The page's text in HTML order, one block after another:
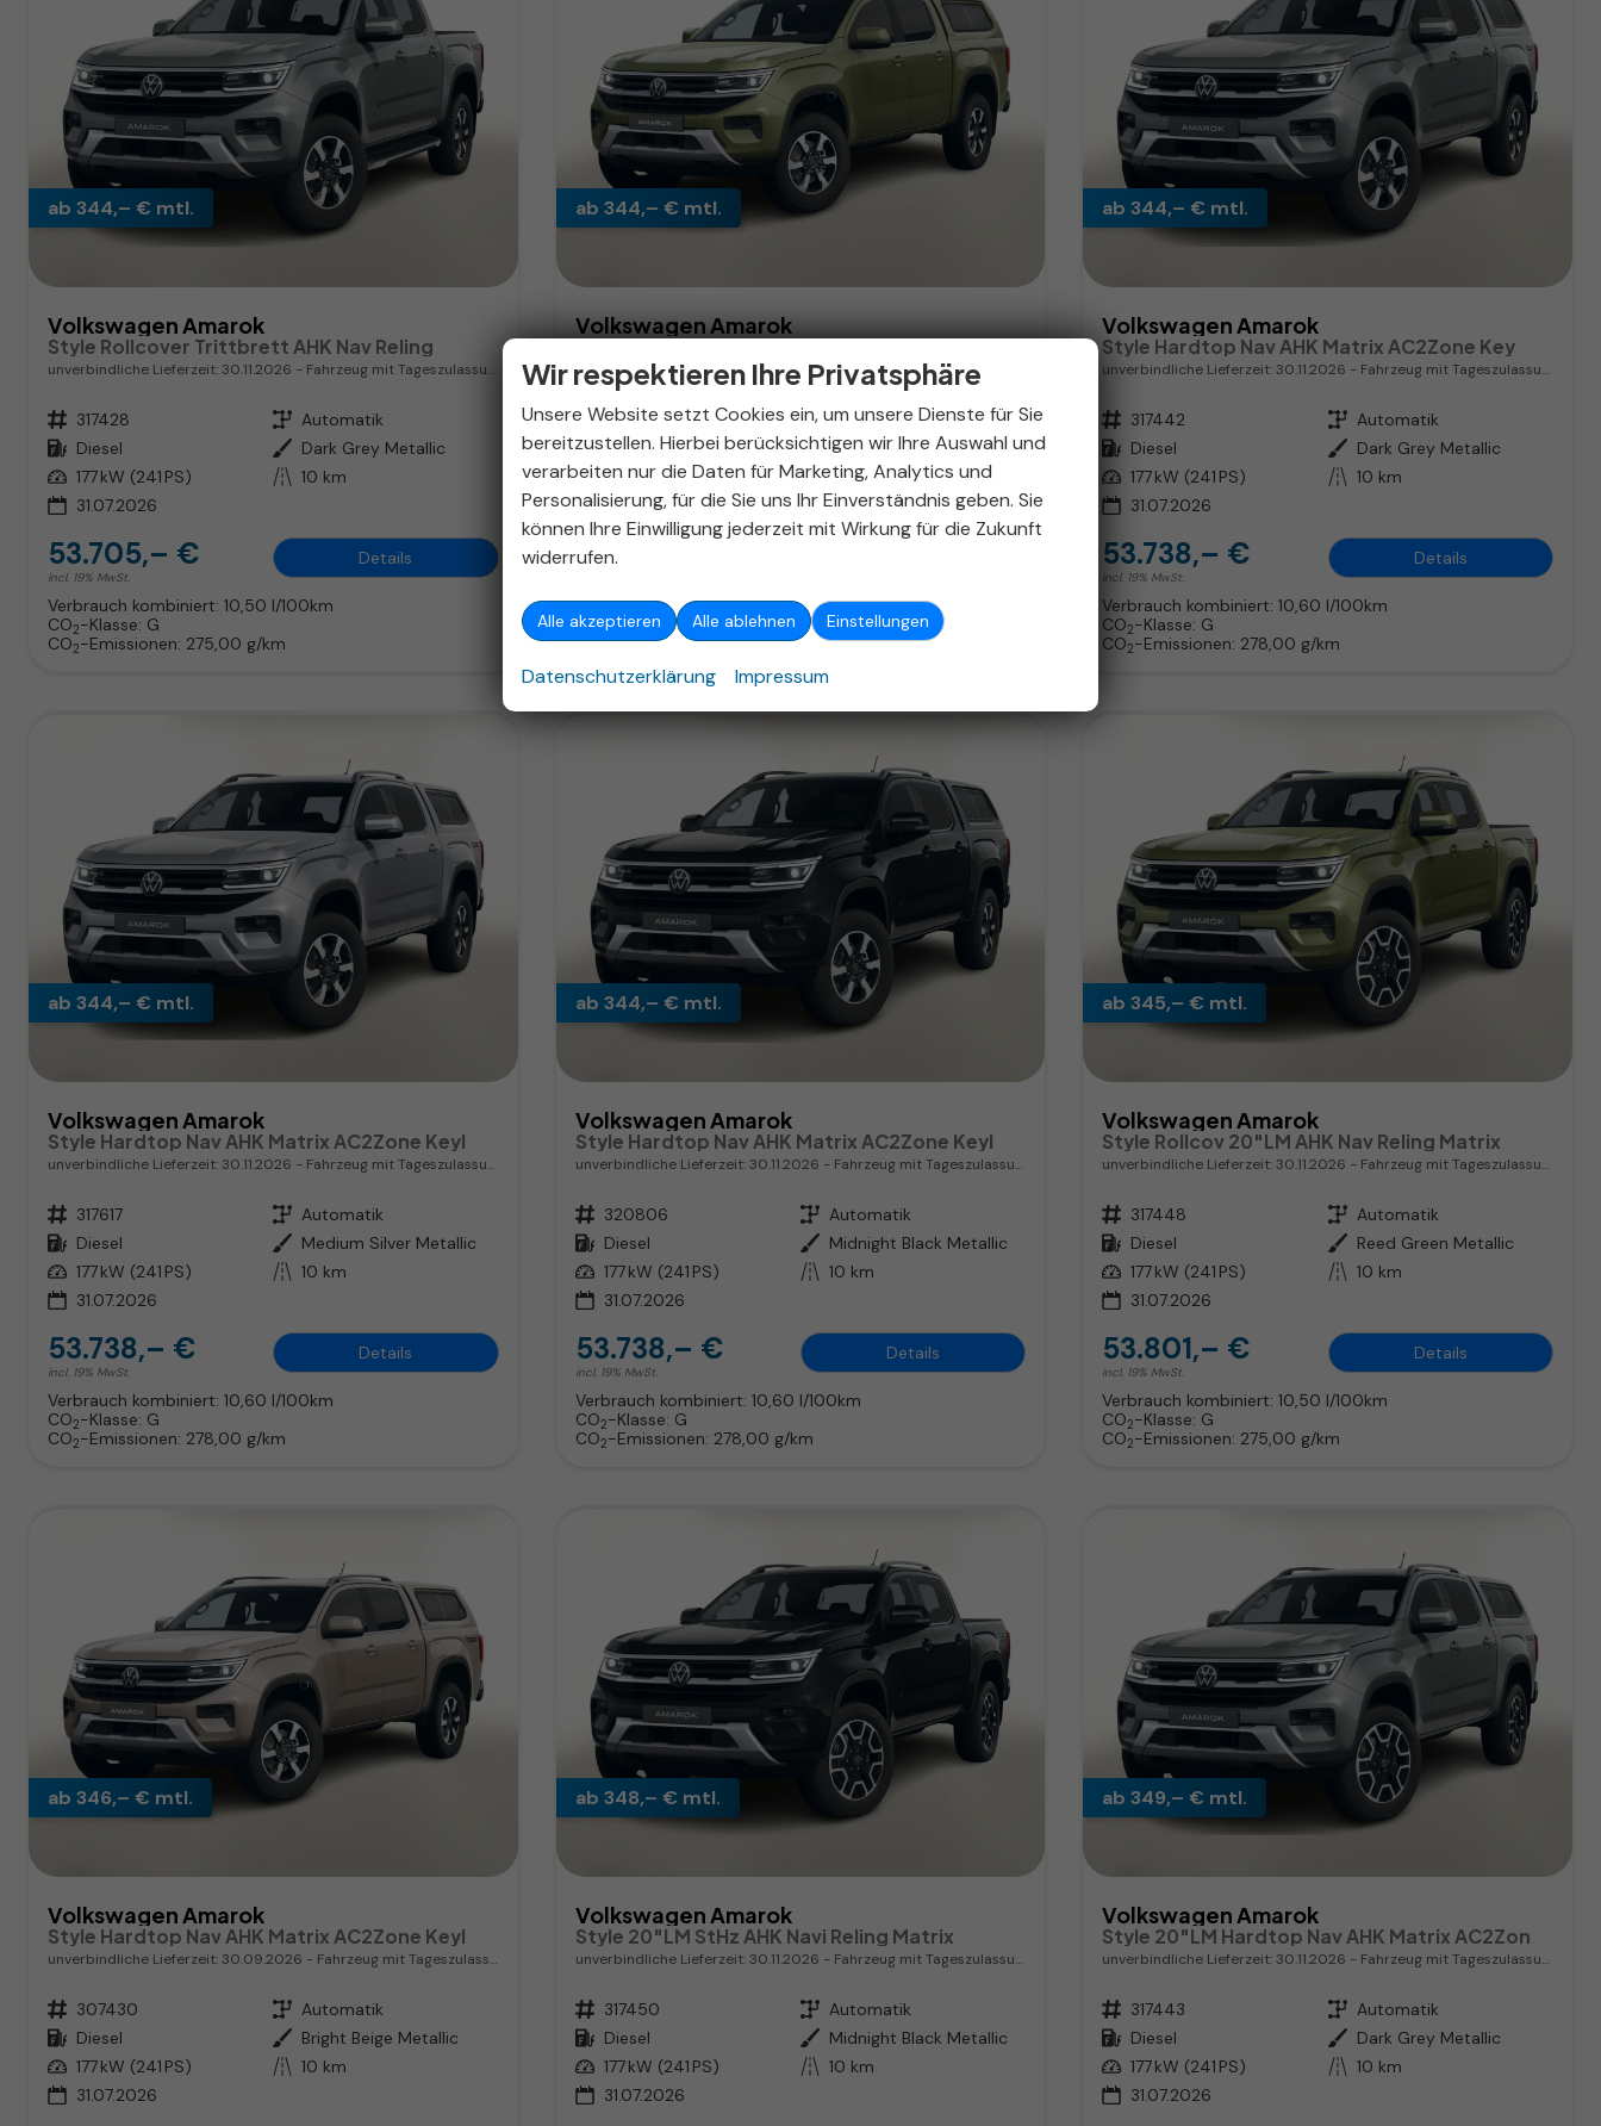
ab 344,– € mtl.
Volkswagen Amarok
Style Rollcover Trittbrett AHK Nav Reling
unverbindliche Lieferzeit:30.11.2026 Fahrzeug mit Tageszulassung
Fahrzeugnr. 317428 Getriebe Automatik
Kraftstoff Diesel Außenfarbe Dark Grey Metallic
Leistung 177 kW (241 PS) Kilometerstand 10 km
31.07.2026
53.705,– €
incl. 19% MwSt.
Details
Verbrauch kombiniert: 10,50 l/100km
CO2-Klasse: G
CO2-Emissionen: 275,00 g/km
ab 344,– € mtl.
Volkswagen Amarok
Style Hardtop Nav AHK Matrix AC2Zone Keyl
unverbindliche Lieferzeit: 30.09.2026 Fahrzeug mit Tageszulassung
Fahrzeugnr. 307431 Getriebe Automatik
Kraftstoff Diesel Außenfarbe Reed Green Metallic
Leistung 177 kW (241 PS) Kilometerstand 10 km
31.07.2026
53.738,– €
Verbrauch kombiniert:10,60 l/100km
CO2-Klasse:
G
CO -Emissionen:278,00 g/km
ab 344,– € mtl.
Volkswagen Amarok
Style Hardtop Nav AHK Matrix AC2Zone Key
unverbindliche Lieferzeit:30.11.2026 Fahrzeug mit Tageszulassung
Fahrzeugnr. 317442 Getriebe Automatik
Kraftstoff Diesel Außenfarbe Dark Grey Metallic
Leistung 177 kW (241 PS) Kilometerstand 10 km
31.07.2026
53.738,– €
incl. 19% MwSt.
Details
Verbrauch kombiniert:10,60 l/100km
CO2-Klasse: G
CO2-Emissionen: 278,00 g/km
ab 344,– € mtl.
Volkswagen Amarok
Style Hardtop Nav AHK Matrix AC2Zone Keyl
unverbindliche Lieferzeit:30.11.2026 Fahrzeug mit Tageszulassung
Fahrzeugnr. 317617 Getriebe Automatik
Kraftstoff Diesel Außenfarbe Medium Silver Metallic
Leistung 177 kW (241 PS) Kilometerstand 10 km
31.07.2026
53.738,– €
incl. 19% MwSt.
Details
Verbrauch kombiniert: 10,60 l/100km
CO2-Klasse: G
CO2-Emissionen: 278,00 g/km
ab 344,– € mtl.
Volkswagen Amarok
Style Hardtop Nav AHK Matrix AC2Zone Keyl
unverbindliche Lieferzeit:30.11.2026 Fahrzeug mit Tageszulassung
Fahrzeugnr. 320806 Getriebe Automatik
Kraftstoff Diesel Außenfarbe Midnight Black Metallic
Leistung 177 kW (241 PS) Kilometerstand 10 km
31.07.2026
53.738,– €
incl. 19% MwSt.
Details
Verbrauch kombiniert: 10,60 l/100km
CO2-Klasse: G
CO2-Emissionen: 278,00 g/km
ab 345,– € mtl.
Volkswagen Amarok
Style Rollcov 20"LM AHK Nav Reling Matrix
unverbindliche Lieferzeit:30.11.2026 Fahrzeug mit Tageszulassung
Fahrzeugnr. 317448 Getriebe Automatik
Kraftstoff Diesel Außenfarbe Reed Green Metallic
Leistung 177 kW (241 PS) Kilometerstand 10 km
31.07.2026
53.801,– €
incl. 19% MwSt.
Details
Verbrauch kombiniert:10,50 l/100km
CO2-Klasse: G
CO2-Emissionen: 275,00 g/km
ab 346,– € mtl.
Volkswagen Amarok
Style Hardtop Nav AHK Matrix AC2Zone Keyl
unverbindliche Lieferzeit:30.09.2026 Fahrzeug mit Tageszulassung
Fahrzeugnr. 307430 Getriebe Automatik
Kraftstoff Diesel Außenfarbe Bright Beige Metallic
Leistung 177 kW (241 PS) Kilometerstand 10 km
31.07.2026
ab 348,– € mtl.
Volkswagen Amarok
Style 20"LM StHz AHK Navi Reling Matrix
unverbindliche Lieferzeit:30.11.2026 Fahrzeug mit Tageszulassung
Fahrzeugnr. 317450 Getriebe Automatik
Kraftstoff Diesel Außenfarbe Midnight Black Metallic
Leistung 177 kW (241 PS) Kilometerstand 10 km
31.07.2026
ab 349,– € mtl.
Volkswagen Amarok
Style 20"LM Hardtop Nav AHK Matrix AC2Zon
unverbindliche Lieferzeit:30.11.2026 Fahrzeug mit Tageszulassung
Fahrzeugnr. 317443 Getriebe Automatik
Kraftstoff Diesel Außenfarbe Dark Grey Metallic
Leistung 177 kW (241 PS) Kilometerstand 10 km
31.07.2026
Wir respektieren Ihre Privatsphäre
Unsere Website setzt Cookies ein, um unsere Dienste für Sie
bereitzustellen. Hierbei berücksichtigen wir Ihre Auswahl und
verarbeiten nur die Daten für Marketing, Analytics und
Personalisierung, für die Sie uns Ihr Einverständnis geben. Sie
können Ihre Einwilligung jederzeit mit Wirkung für die Zukunft
widerrufen.
Alle akzeptieren Alle ablehnen Einstellungen
Datenschutzerklärung Impressum